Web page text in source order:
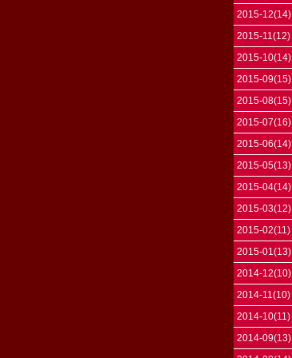
2015-12(14)
2015-11(12)
2015-10(14)
2015-09(15)
2015-08(15)
2015-07(16)
2015-06(14)
2015-05(13)
2015-04(14)
2015-03(12)
2015-02(11)
2015-01(13)
2014-12(10)
2014-11(10)
2014-10(11)
2014-09(13)